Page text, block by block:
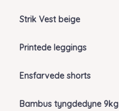
Strik Vest beige
Printede leggings
Ensfarvede shorts
Bambus tyngdedyne 9kg